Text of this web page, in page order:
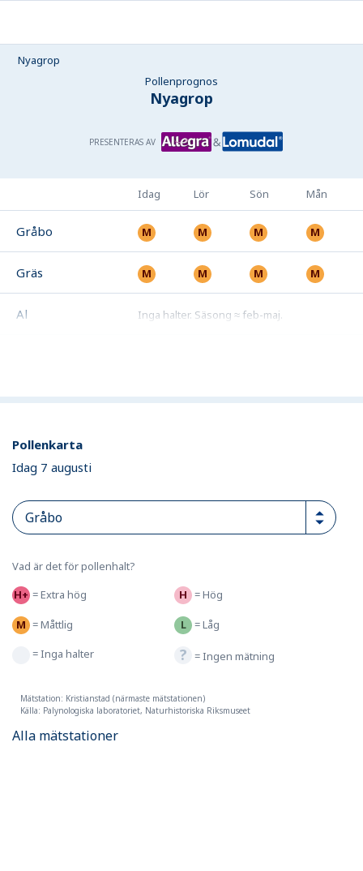
Nyagrop
Pollenprognos
Nyagrop
PRESENTERAS AV
Idag Lör Sön Mån
Gråbo
Gräs
Al Inga halter. Säsong ≈ feb-maj.
Pollenkarta
Idag 7 augusti
Vad är det för pollenhalt?
=Extra hög =Hög
=Måttlig =Låg
=Inga halter =Ingen mätning
Mätstation: Kristianstad (närmaste mätstationen)
Källa: Palynologiska laboratoriet, Naturhistoriska Riksmuseet
Alla mätstationer